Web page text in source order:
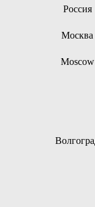
Россия
Москва
Moscow